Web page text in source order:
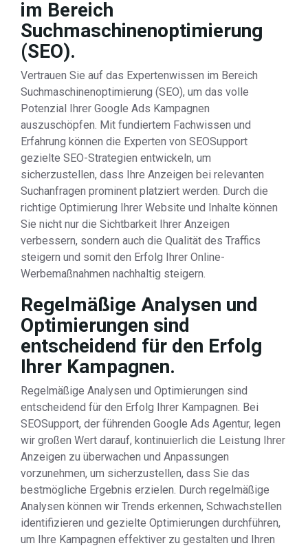
im Bereich
Suchmaschinenoptimierung
(SEO).
Vertrauen Sie auf das Expertenwissen im Bereich
Suchmaschinenoptimierung (SEO), um das volle
Potenzial Ihrer Google Ads Kampagnen
auszuschöpfen. Mit fundiertem Fachwissen und
Erfahrung können die Experten von SEOSupport
gezielte SEO-Strategien entwickeln, um
sicherzustellen, dass Ihre Anzeigen bei relevanten
Suchanfragen prominent platziert werden. Durch die
richtige Optimierung Ihrer Website und Inhalte können
Sie nicht nur die Sichtbarkeit Ihrer Anzeigen
verbessern, sondern auch die Qualität des Traffics
steigern und somit den Erfolg Ihrer Online-
Werbemaßnahmen nachhaltig steigern.
Regelmäßige Analysen und
Optimierungen sind
entscheidend für den Erfolg
Ihrer Kampagnen.
Regelmäßige Analysen und Optimierungen sind
entscheidend für den Erfolg Ihrer Kampagnen. Bei
SEOSupport, der führenden Google Ads Agentur, legen
wir großen Wert darauf, kontinuierlich die Leistung Ihrer
Anzeigen zu überwachen und Anpassungen
vorzunehmen, um sicherzustellen, dass Sie das
bestmögliche Ergebnis erzielen. Durch regelmäßige
Analysen können wir Trends erkennen, Schwachstellen
identifizieren und gezielte Optimierungen durchführen,
um Ihre Kampagnen effektiver zu gestalten und Ihren